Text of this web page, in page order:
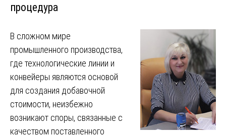
процедура
В сложном мире
промышленного производства,
где технологические линии и
конвейеры являются основой
для создания добавочной
стоимости, неизбежно
возникают споры, связанные с
качеством поставленного